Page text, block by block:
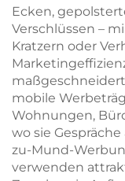
Ecken,
Verschlüssen –
Kratzern oder
mobile
Wohnungen,
wo sie
zu-Mund-
verwenden